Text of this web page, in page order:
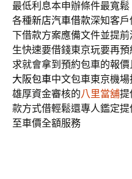
最低利息本申辦條件最寬
各種新店汽車借款深知客戶
下借款方案應備文件並提前
生快速要借錢東京玩要再
求就會拿到預約包車的報
大阪包車中文包車東京機
雄厚資金審核的八里當舖提
款方式借輕鬆還專人鑑定提
至車價全額服務